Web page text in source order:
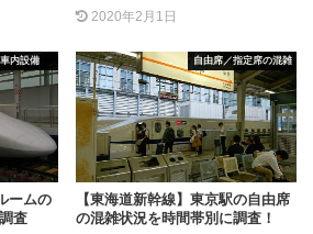
2020年2月1日
車内設備
ームの
査
自由席／指定席の混雑
【東海道新幹線】東京駅の自由席
の混雑状況を時間帯別に調査！